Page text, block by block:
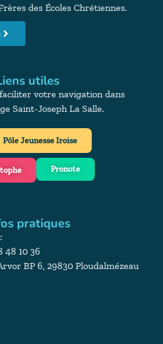
des Écoles Chrétiennes.
utiles
votre navigation dans
Saint-Joseph La Salle.
Pôle Jeunesse Iroise
Pronote
pratiques
48 10 36
BP 6, 29830 Ploudalmézeau